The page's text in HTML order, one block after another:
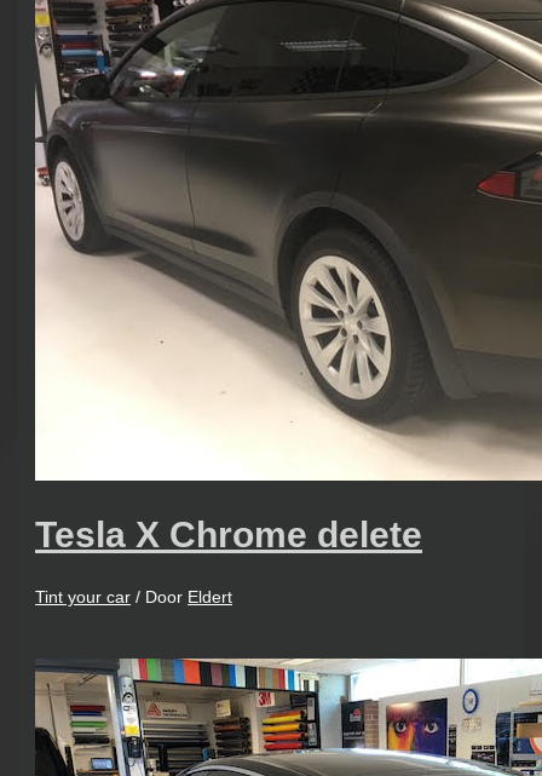
Tesla X Chrome delete
Tint your car / Door Eldert